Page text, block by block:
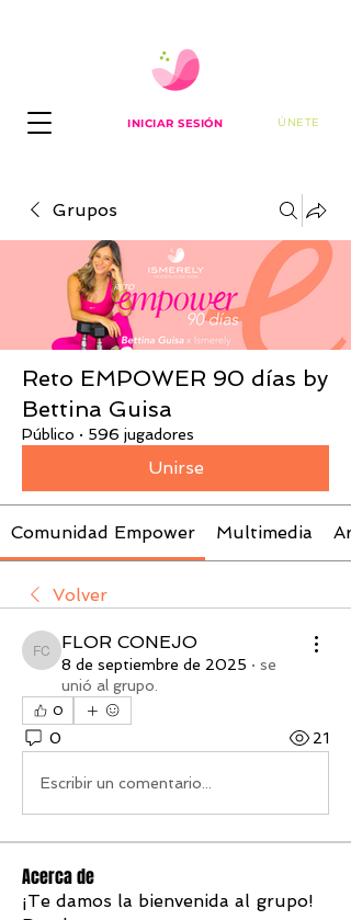
INICIAR SESIÓN ÚNETE
Grupos
Reto EMPOWER 90 días by
Bettina Guisa
Público · 596 jugadores
Unirse
Comunidad Empower Multimedia
Volver
FLOR CONEJO
FLOR CONEJO
8 de septiembre de 2025 · se
unió al grupo.
0
0 21
Escribir un comentario...
Acerca de
¡Te damos la bienvenida al grupo!